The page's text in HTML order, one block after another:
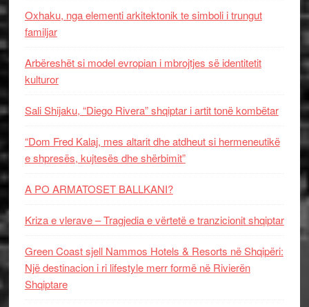
Oxhaku, nga elementi arkitektonik te simboli i trungut
familjar
Arbëreshët si model evropian i mbrojtjes së identitetit
kulturor
Sali Shijaku, “Diego Rivera” shqiptar i artit tonë kombëtar
“Dom Fred Kalaj, mes altarit dhe atdheut si hermeneutikë
e shpresës, kujtesës dhe shërbimit”
A PO ARMATOSET BALLKANI?
Kriza e vlerave – Tragjedia e vërtetë e tranzicionit shqiptar
Green Coast sjell Nammos Hotels & Resorts në Shqipëri:
Një destinacion i ri lifestyle merr formë në Rivierën
Shqiptare